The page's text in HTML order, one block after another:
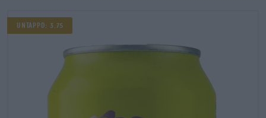
Untappd: 3.75